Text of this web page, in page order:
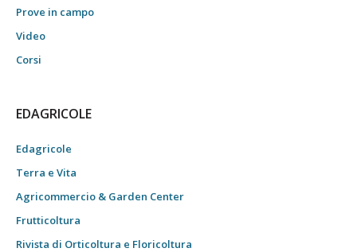
Prove in campo
Video
Corsi
EDAGRICOLE
Edagricole
Terra e Vita
Agricommercio & Garden Center
Frutticoltura
Rivista di Orticoltura e Floricoltura